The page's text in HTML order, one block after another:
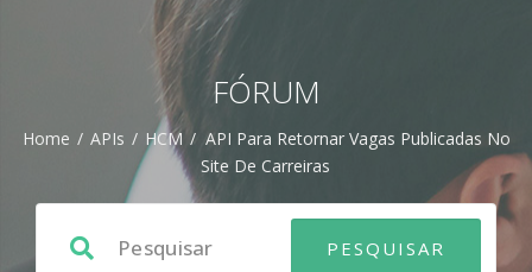
FÓRUM
Home / APIs / HCM / API Para Retornar Vagas Publicadas No
Site De Carreiras